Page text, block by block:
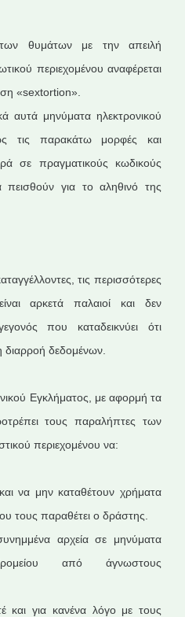
θυμάτων με την απειλή
περιεχομένου αναφέρεται
«sextortion».
αυτά μηνύματα ηλεκτρονικού
τις παρακάτω μορφές και
σε πραγματικούς κωδικούς
πεισθούν για το αληθινό της
τις περισσότερες
αρκετά παλαιοί και δεν
που καταδεικνύει ότι
διαρροή δεδομένων.
Εγκλήματος, με αφορμή τα
τους παραλήπτες των
περιεχομένου να:
να μην καταθέτουν χρήματα
τους παραθέτει ο δράστης.
αρχεία σε μηνύματα
από άγνωστους
και για κανένα λόγο με τους